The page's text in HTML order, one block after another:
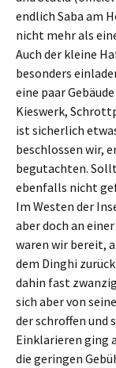
endlich Saba am
nicht mehr als
Auch der kleine
besonders
eine paar
Kieswerk,
ist sicherlich
beschlossen wir,
begutachten.
ebenfalls nicht
Im Westen der
aber doch an
waren wir bereit,
dem Dinghi
dahin fast
sich aber von
der schroffen und
Einklarieren ging
die geringen